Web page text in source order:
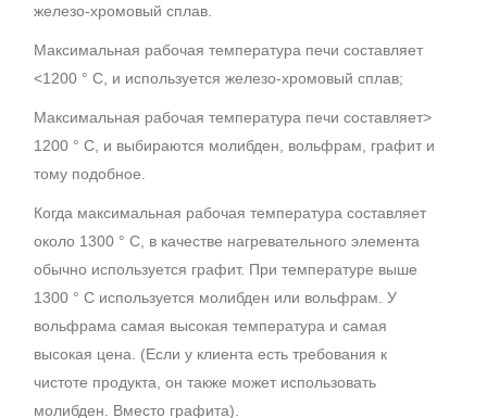
железо-хромовый сплав.
Максимальная рабочая температура печи составляет
<1200 ° C, и используется железо-хромовый сплав;
Максимальная рабочая температура печи составляет>
1200 ° С, и выбираются молибден, вольфрам, графит и
тому подобное.
Когда максимальная рабочая температура составляет
около 1300 ° C, в качестве нагревательного элемента
обычно используется графит. При температуре выше
1300 ° C используется молибден или вольфрам. У
вольфрама самая высокая температура и самая
высокая цена. (Если у клиента есть требования к
чистоте продукта, он также может использовать
молибден. Вместо графита).